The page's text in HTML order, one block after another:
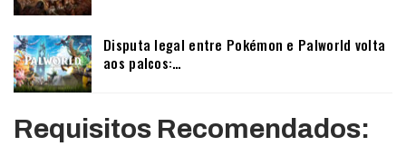
Disputa legal entre Pokémon e Palworld volta
aos palcos:…
Requisitos Recomendados: